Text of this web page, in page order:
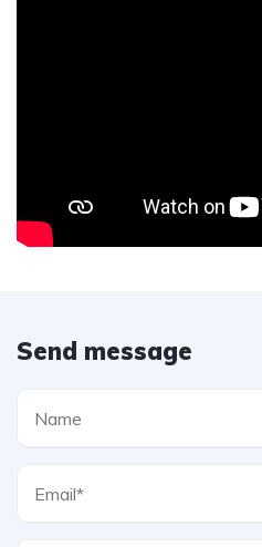
Send message